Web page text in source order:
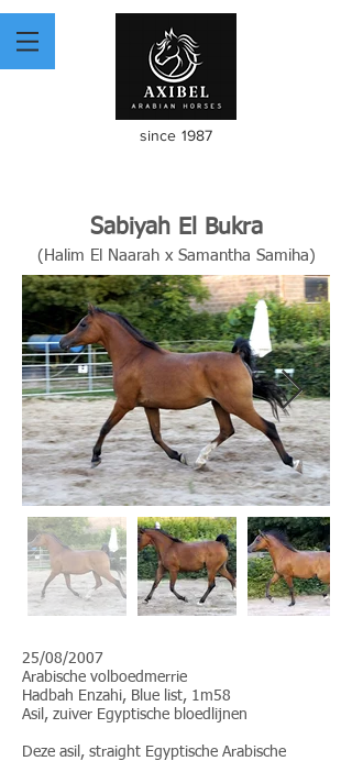
since 1987
Sabiyah El Bukra
(Halim El Naarah x Samantha Samiha)
25/08/2007
Arabische volboedmerrie
Hadbah Enzahi, Blue list, 1m58
Asil, zuiver Egyptische bloedlijnen
Deze asil, straight Egyptische Arabische